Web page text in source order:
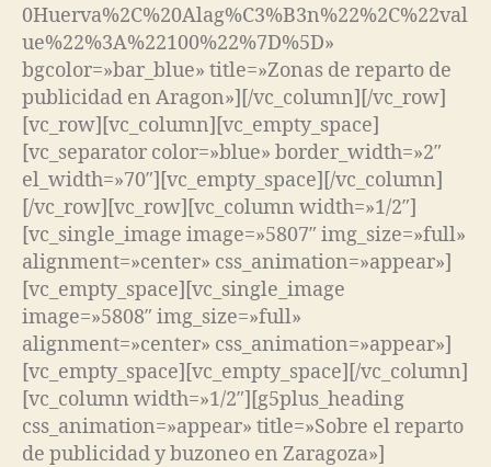
0Huerva%2C%20Alag%C3%B3n%22%2C%22val
ue%22%3A%22100%22%7D%5D»
bgcolor=»bar_blue» title=»Zonas de reparto de
publicidad en Aragon»][/vc_column][/vc_row]
[vc_row][vc_column][vc_empty_space]
[vc_separator color=»blue» border_width=»2″
el_width=»70″][vc_empty_space][/vc_column]
[/vc_row][vc_row][vc_column width=»1/2″]
[vc_single_image image=»5807″ img_size=»full»
alignment=»center» css_animation=»appear»]
[vc_empty_space][vc_single_image
image=»5808″ img_size=»full»
alignment=»center» css_animation=»appear»]
[vc_empty_space][vc_empty_space][/vc_column]
[vc_column width=»1/2″][g5plus_heading
css_animation=»appear» title=»Sobre el reparto
de publicidad y buzoneo en Zaragoza»]